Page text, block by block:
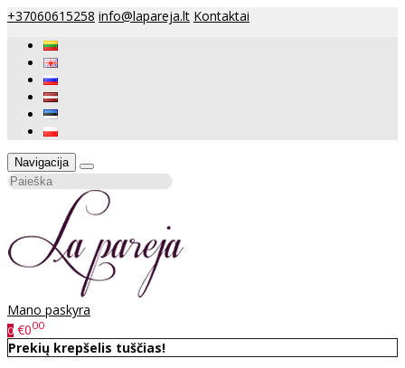
+37060615258 info@lapareja.lt Kontaktai
Navigacija
Mano paskyra
0 €000
Prekių krepšelis tuščias!